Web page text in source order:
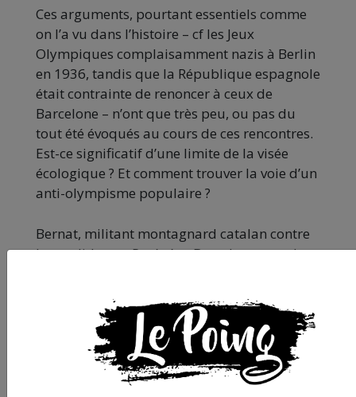
Ces arguments, pourtant essentiels comme
on l’a vu dans l’histoire – cf les Jeux
Olympiques complaisamment nazis à Berlin
en 1936, tandis que la République espagnole
était contrainte de renoncer à ceux de
Barcelone – n’ont que très peu, ou pas du
tout été évoqués au cours de ces rencontres.
Est-ce significatif d’une limite de la visée
écologique ? Et comment trouver la voie d’un
anti-olympisme populaire ?
Bernat, militant montagnard catalan contre
la candidature Pyrénées-Barcelone pour les
défavorisées dans la mono-économie du
tourisme ».
Outre de n’être plus
écologiquement soutenable – même la neige
se fait rare, pour commencer – outre de